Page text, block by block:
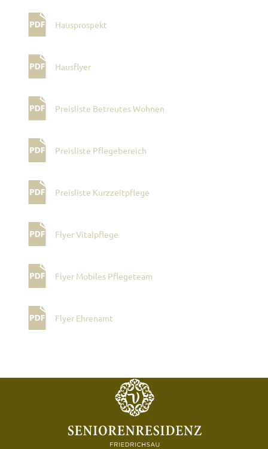
Hausprospekt
Hausflyer
Preisliste Betreutes Wohnen
Preisliste Pflegebereich
Preisliste Kurzzeitpflege
Flyer Vitalpflege
Flyer Mobiles Pflegeteam
Flyer Ehrenamt